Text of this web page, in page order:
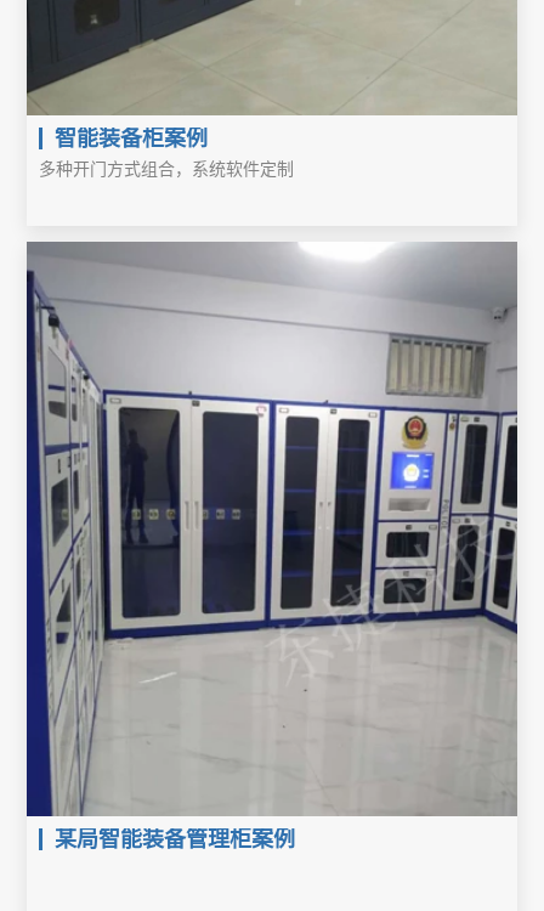
智能装备柜案例
多种开门方式组合，系统软件定制
某局智能装备管理柜案例